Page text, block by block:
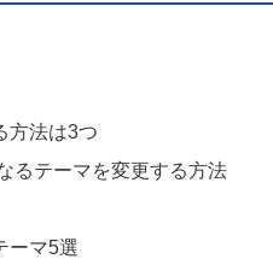
方法は3つ
るテーマを変更する方法
ーマ5選